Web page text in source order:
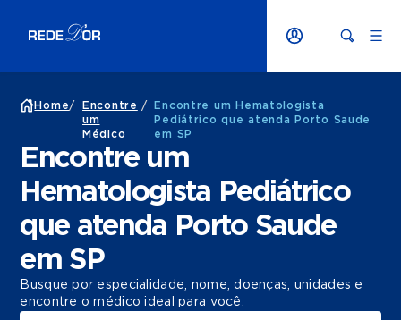
Home/
Encontre
um
Médico
/
Encontre um Hematologista
Pediátrico que atenda Porto Saude
em SP
Encontre um
Hematologista Pediátrico
que atenda Porto Saude
em SP
Busque por especialidade, nome, doenças, unidades e
encontre o médico ideal para você.